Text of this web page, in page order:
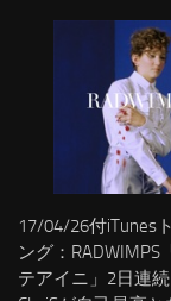
17/04/26付iTunes
ング：RADWIMPS
テアイニ」2日連続